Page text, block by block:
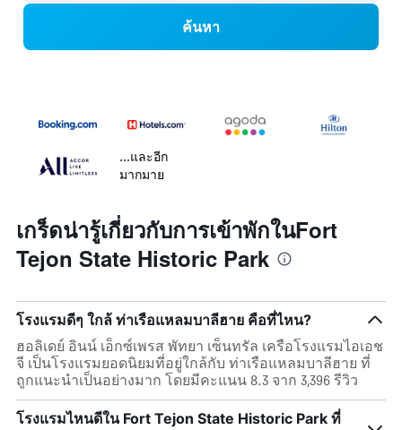
ค้นหา
...และอีก
มากมาย
เกร็ดน่ารู้เกี่ยวกับการเข้าพักในFort
Tejon State Historic Park
โรงแรมดีๆ ใกล้ ท่าเรือแหลมบาลีฮาย คือที่ไหน?
ฮอลิเดย์ อินน์ เอ็กซ์เพรส พัทยา เซ็นทรัล เครือโรงแรมไอเอช
จี เป็นโรงแรมยอดนิยมที่อยู่ใกล้กับ ท่าเรือแหลมบาลีฮาย ที่
ถูกแนะนำเป็นอย่างมาก โดยมีคะแนน 8.3 จาก 3,396 รีวิว
โรงแรมไหนดีใน Fort Tejon State Historic Park ที่